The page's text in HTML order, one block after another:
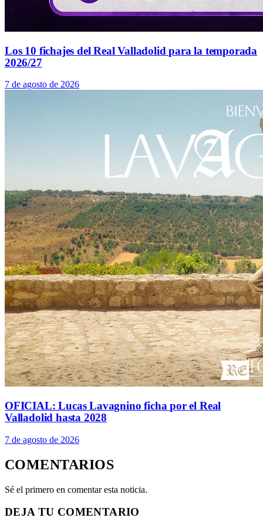
Los 10 fichajes del Real Valladolid para la temporada
2026/27
7 de agosto de 2026
OFICIAL: Lucas Lavagnino ficha por el Real
Valladolid hasta 2028
7 de agosto de 2026
COMENTARIOS
Sé el primero en comentar esta noticia.
DEJA TU COMENTARIO